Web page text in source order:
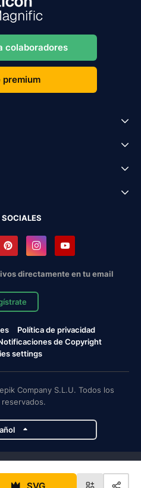
colaboradores
premium
SOCIALES
directamente en tu email
Política de privacidad
de Copyright
settings
Company S.L.U. Todos los